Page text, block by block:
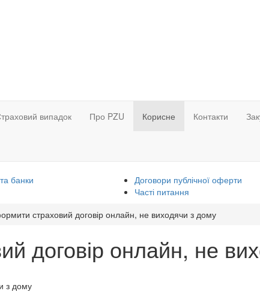
випадок Про PZU Корисне Контакти
банки
Договори публічної оферти
Часті питання
страховий договір онлайн, не виходячи з дому
договір онлайн, не